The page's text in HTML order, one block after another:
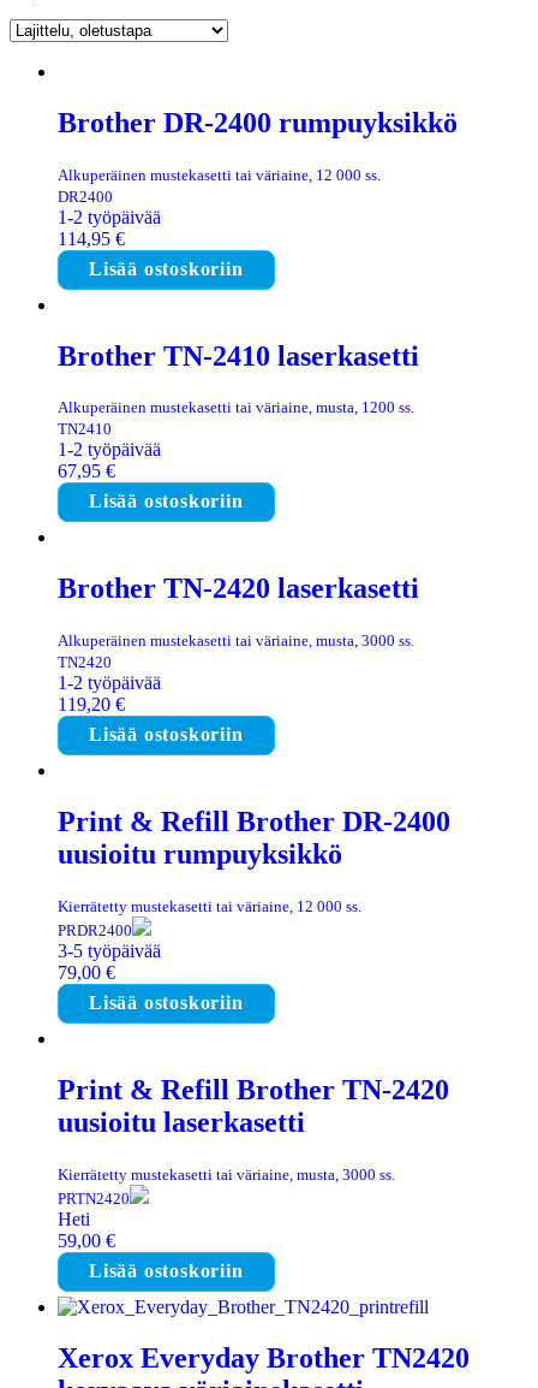
Brother DR-2400 rumpuyksikkö
Alkuperäinen mustekasetti tai väriaine, 12 000 ss.
DR2400
1-2 työpäivää
114,95 €
Lisää ostoskoriin
Brother TN-2410 laserkasetti
Alkuperäinen mustekasetti tai väriaine, musta, 1200 ss.
TN2410
1-2 työpäivää
67,95 €
Lisää ostoskoriin
Brother TN-2420 laserkasetti
Alkuperäinen mustekasetti tai väriaine, musta, 3000 ss.
TN2420
1-2 työpäivää
119,20 €
Lisää ostoskoriin
Print & Refill Brother DR-2400
uusioitu rumpuyksikkö
Kierrätetty mustekasetti tai väriaine, 12 000 ss.
PRDR2400
3-5 työpäivää
79,00 €
Lisää ostoskoriin
Print & Refill Brother TN-2420
uusioitu laserkasetti
Kierrätetty mustekasetti tai väriaine, musta, 3000 ss.
PRTN2420
Heti
59,00 €
Lisää ostoskoriin
Xerox Everyday Brother TN2420